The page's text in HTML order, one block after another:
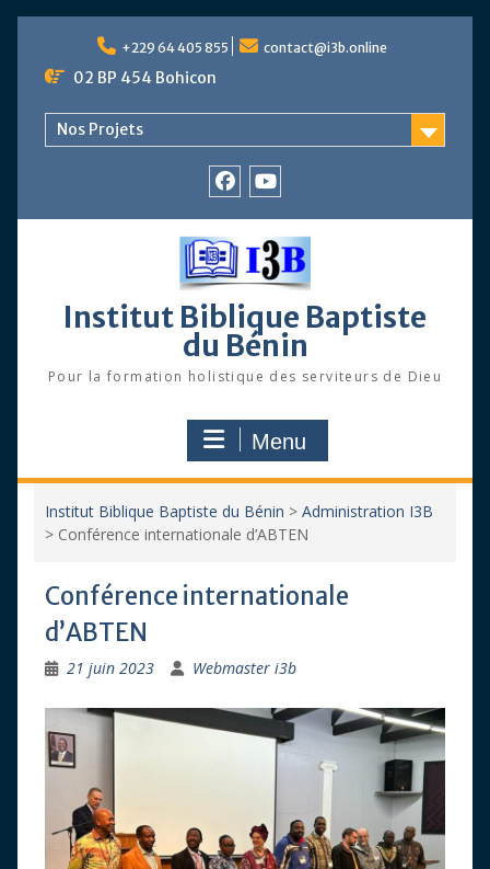
content
+229 64 405 855 contact@i3b.online
02 BP 454 Bohicon
Nos Projets
Youtube
Institut Biblique Baptiste
du Bénin
Pour la formation holistique des serviteurs de Dieu
Menu
Institut Biblique Baptiste du Bénin > Administration I3B
> Conférence internationale d’ABTEN
Conférence internationale
d’ABTEN
21 juin 2023 Webmaster i3b